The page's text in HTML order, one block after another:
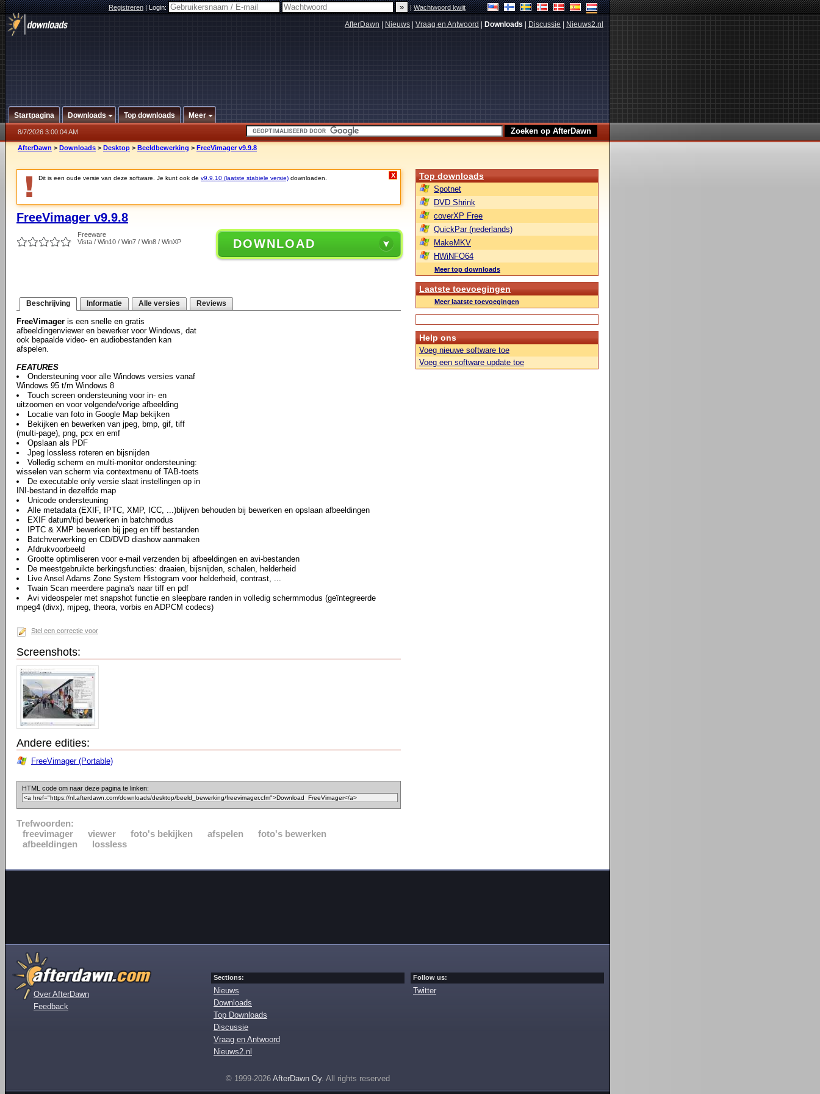
Registreren|Login: |Wachtwoord kwijt
AfterDawn Nieuws Vraag en Antwoord Downloads Discussie Nieuws2.nl
Startpagina Downloads Top downloads Meer
8/7/2026 3:00:04 AM
AfterDawn > Downloads > Desktop > Beeldbewerking > FreeVimager v9.9.8
Dit is een oude versie van deze software. Je kunt ook de v9.9.10 (laatste stabiele versie) downloaden. X
FreeVimager v9.9.8
Freeware
Vista / Win10 / Win7 / Win8 / WinXP
DOWNLOAD
Beschrijving Informatie Alle versies Reviews
FreeVimager is een snelle en gratis
afbeeldingenviewer en bewerker voor Windows, dat
ook bepaalde video- en audiobestanden kan
afspelen.
FEATURES
Ondersteuning voor alle Windows versies vanaf
Windows 95 t/m Windows 8
Touch screen ondersteuning voor in- en
uitzoomen en voor volgende/vorige afbeelding
Locatie van foto in Google Map bekijken
Bekijken en bewerken van jpeg, bmp, gif, tiff
(multi-page), png, pcx en emf
Opslaan als PDF
Jpeg lossless roteren en bijsnijden
Volledig scherm en multi-monitor ondersteuning:
wisselen van scherm via contextmenu of TAB-toets
De executable only versie slaat instellingen op in
INI-bestand in dezelfde map
Unicode ondersteuning
Alle metadata (EXIF, IPTC, XMP, ICC, ...)blijven behouden bij bewerken en opslaan afbeeldingen
EXIF datum/tijd bewerken in batchmodus
IPTC & XMP bewerken bij jpeg en tiff bestanden
Batchverwerking en CD/DVD diashow aanmaken
Afdrukvoorbeeld
Grootte optimliseren voor e-mail verzenden bij afbeeldingen en avi-bestanden
De meestgebruikte berkingsfuncties: draaien, bijsnijden, schalen, helderheid
Live Ansel Adams Zone System Histogram voor helderheid, contrast, ...
Twain Scan meerdere pagina's naar tiff en pdf
Avi videospeler met snapshot functie en sleepbare randen in volledig schermmodus (geïntegreerde
mpeg4 (divx), mjpeg, theora, vorbis en ADPCM codecs)
Stel een correctie voor
Screenshots:
Andere edities:
FreeVimager (Portable)
HTML code om naar deze pagina te linken:
Trefwoorden:
freevimager
viewer foto's bekijken afspelen
foto's bewerken
afbeeldingen
lossless
Top downloads
Spotnet
DVD Shrink
coverXP Free
QuickPar (nederlands)
MakeMKV
HWiNFO64
Meer top downloads
Laatste toevoegingen
Meer laatste toevoegingen
Help ons
Voeg nieuwe software toe
Voeg een software update toe
Over AfterDawn
Feedback
Sections:
Nieuws
Downloads
Top Downloads
Discussie
Vraag en Antwoord
Nieuws2.nl
Follow us:
Twitter
© 1999-2026 AfterDawn Oy. All rights reserved